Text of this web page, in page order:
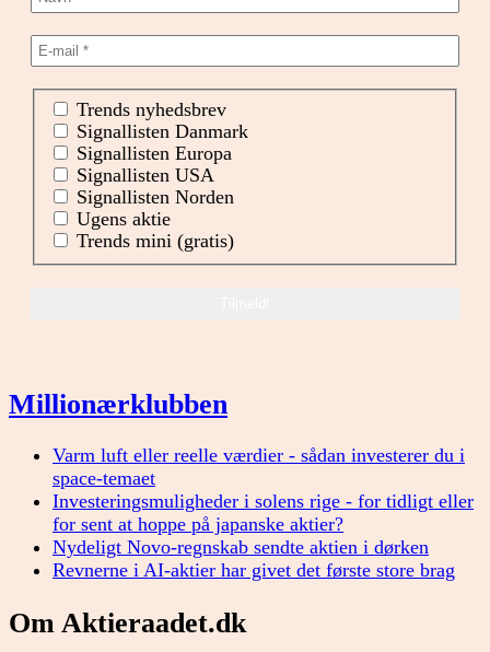
Trends nyhedsbrev
Signallisten Danmark
Signallisten Europa
Signallisten USA
Signallisten Norden
Ugens aktie
Trends mini (gratis)
Millionærklubben
Varm luft eller reelle værdier - sådan investerer du i
space-temaet
Investeringsmuligheder i solens rige - for tidligt eller
for sent at hoppe på japanske aktier?
Nydeligt Novo-regnskab sendte aktien i dørken
Revnerne i AI-aktier har givet det første store brag
Om Aktieraadet.dk